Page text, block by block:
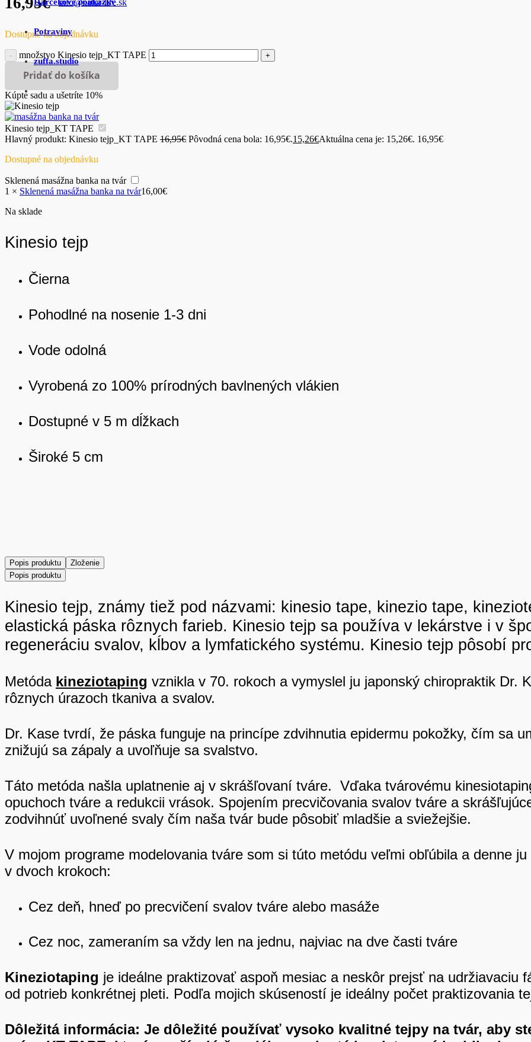
info@natur-life.sk
Potraviny
zuffa.studio
Dostupné na objednávku
množstvo Kinesio tejp_KT TAPE
Pridať do košíka
Kúpte sadu a ušetríte 10%
Kinesio tejp_KT TAPE
Hlavný produkt: Kinesio tejp_KT TAPE 16,95€ Pôvodná cena bola: 16,95€.15,26€Aktuálna cena je: 15,26€. 16,95€
Dostupné na objednávku
Sklenená masážna banka na tvár
1 × Sklenená masážna banka na tvár16,00€
Na sklade
Kinesio tejp
Čierna
Pohodlné na nosenie 1-3 dni
Vode odolná
Vyrobená zo 100% prírodných bavlnených vlákien
Dostupné v 5 m dĺžkach
Široké 5 cm
Popis produktu
Zloženie
Popis produktu
Kinesio tejp, známy tiež pod názvami: kinesio tape, kinezio tape,
elastická páska rôznych farieb. Kinesio tejp sa používa v lekárstve i v
regeneráciu svalov, kĺbov a lymfatického systému. Kinesio tejp pôsobí
Metóda kineziotaping vznikla v 70. rokoch a vymyslel ju japonský chiropraktik Dr.
rôznych úrazoch tkaniva a svalov.
Dr. Kase tvrdí, že páska funguje na princípe zdvihnutia epidermu pokožky, čím sa
znižujú sa zápaly a uvoľňuje sa svalstvo.
Táto metóda našla uplatnenie aj v skrášľovaní tváre. Vďaka tvárovému
opuchoch tváre a redukcii vrások. Spojením precvičovania svalov tváre a
zodvihnúť uvoľnené svaly čím naša tvár bude pôsobiť mladšie a sviežejšie.
V mojom programe modelovania tváre som si túto metódu veľmi obľúbila a denne
v dvoch krokoch:
Cez deň, hneď po precvičení svalov tváre alebo masáže
Cez noc, zameraním sa vždy len na jednu, najviac na dve časti tváre
Kineziotaping je ideálne praktizovať aspoň mesiac a neskôr prejsť na udržiavaciu
od potrieb konkrétnej pleti. Podľa mojich skúseností je ideálny počet praktizovania
Dôležitá informácia: Je dôležité používať vysoko kvalitné tejpy na tvár, aby